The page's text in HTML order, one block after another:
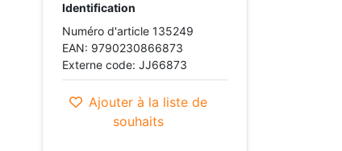
Identification
Numéro d'article 135249
EAN: 9790230866873
Externe code: JJ66873
Ajouter à la liste de
souhaits